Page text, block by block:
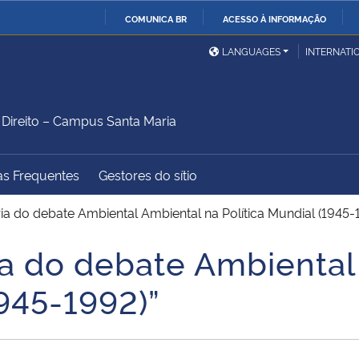
COMUNICA BR ACESSO À INFORMAÇÃO
Ministério da Defesa
Ministério das Relações
Exteriores
Ministério do
Desenvolvimento Regional
Controladoria-Geral da
União
Advocacia-Geral da União Banco Central do Brasil
LANGUAGES
– Campus Santa Maria
Frequentes Gestores do sítio
do debate Ambiental Ambiental na Política Mundial (1945-
do debate
1992)”